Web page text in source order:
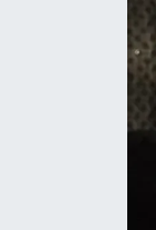
TEKNOLOJİ